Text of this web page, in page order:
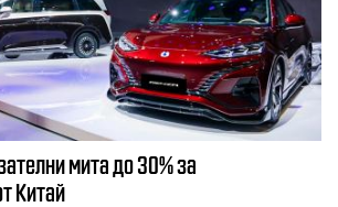
мита до 30% за
Китай